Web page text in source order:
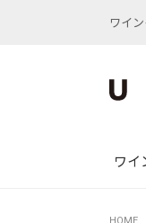
ワイ
ワイ